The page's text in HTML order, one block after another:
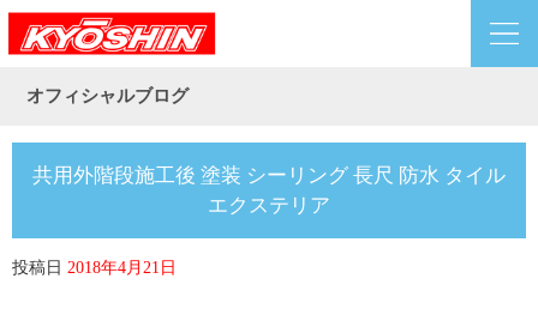
オフィシャルブログ
共用外階段施工後 塗装 シーリング 長尺 防水 タイル
エクステリア
投稿日 2018年4月21日